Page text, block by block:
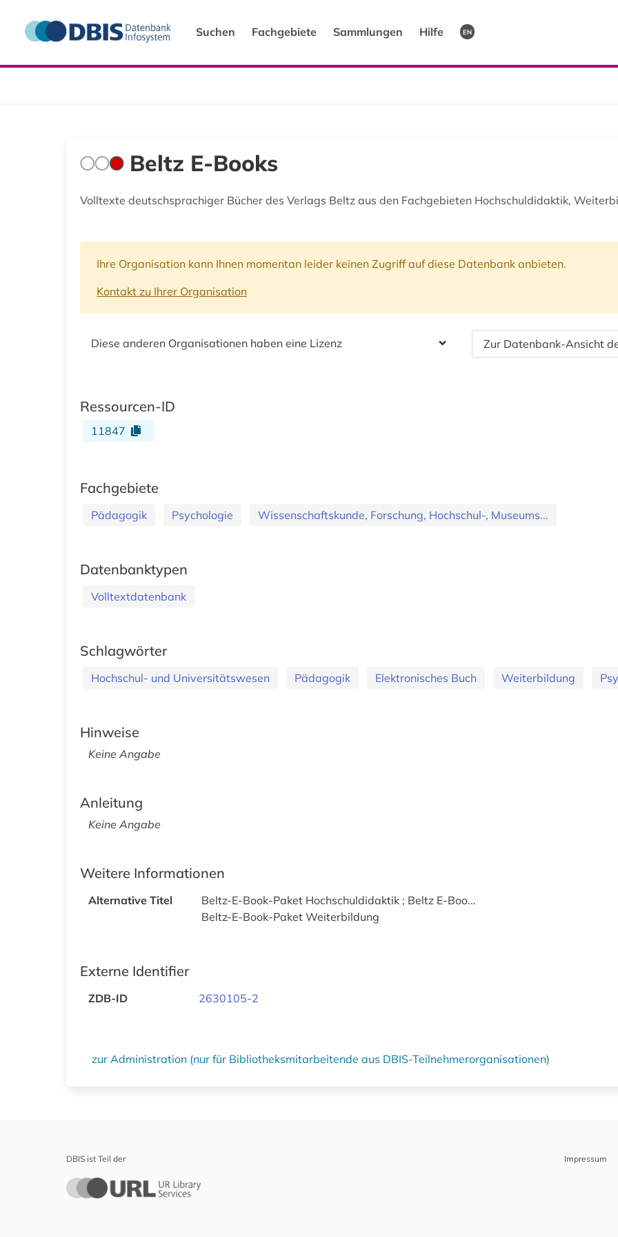
Suchen Fachgebiete Sammlungen Hilfe EN
Beltz E-Books
Volltexte deutschsprachiger Bücher des Verlags Beltz aus den Fachgebieten Hochschuldidaktik,
Ihre Organisation kann Ihnen momentan leider keinen Zugriff auf diese Datenbank anbieten.
Kontakt zu Ihrer Organisation
Diese anderen Organisationen haben eine Lizenz Zur Datenbank-Ansicht
Ressourcen-ID
11847
Fachgebiete
Pädagogik Psychologie Wissenschaftskunde, Forschung, Hochschul-, Museums...
Datenbanktypen
Volltextdatenbank
Schlagwörter
Hochschul- und Universitätswesen Pädagogik Elektronisches Buch Weiterbildung
Hinweise
Keine Angabe
Anleitung
Keine Angabe
Weitere Informationen
Alternative Titel
Beltz-E-Book-Paket Hochschuldidaktik ; Beltz E-Boo...
Beltz-E-Book-Paket Weiterbildung
Externe Identifier
ZDB-ID 2630105-2
zur Administration (nur für Bibliotheksmitarbeitende aus DBIS-Teilnehmerorganisationen)
DBIS ist Teil der Impressum